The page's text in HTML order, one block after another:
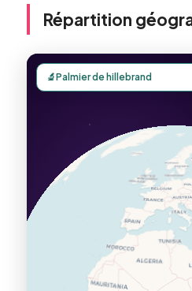
Répartition